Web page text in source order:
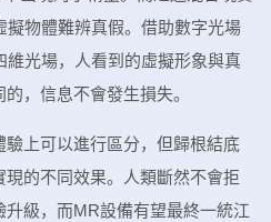
擬物體難辨真假。借助數字光場
維光場，人看到的虛擬形象與真
，信息不會發生損失。
上可以進行區分，但歸根結底
的不同效果。人類斷然不會拒
級，而MR設備有望最終一統江